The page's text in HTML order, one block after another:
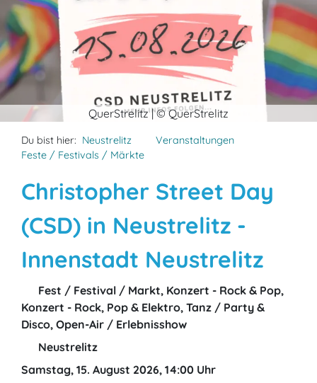
QuerStrelitz | © QuerStrelitz
Du bist hier: Neustrelitz
Veranstaltungen
Feste / Festivals / Märkte
Christopher Street Day
(CSD) in Neustrelitz -
Innenstadt Neustrelitz
Fest / Festival / Markt, Konzert - Rock & Pop,
Konzert - Rock, Pop & Elektro, Tanz / Party &
Disco, Open-Air / Erlebnisshow
Neustrelitz
Samstag, 15. August 2026, 14:00 Uhr